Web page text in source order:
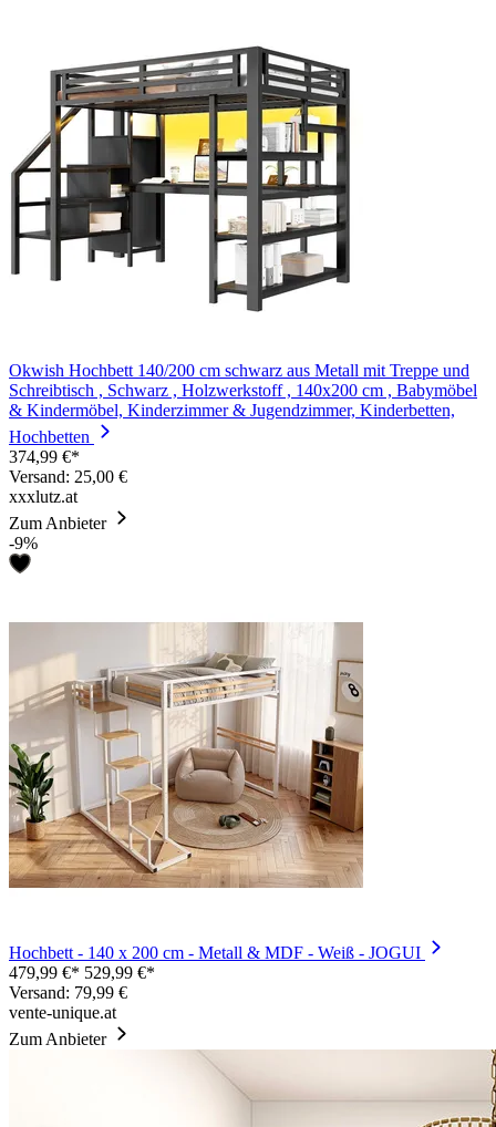
Okwish Hochbett 140/200 cm schwarz aus Metall mit Treppe und
Schreibtisch , Schwarz , Holzwerkstoff , 140x200 cm , Babymöbel
& Kindermöbel, Kinderzimmer & Jugendzimmer, Kinderbetten,
Hochbetten
374,99 €*
Versand: 25,00 €
xxxlutz.at
Zum Anbieter
-9%
Hochbett - 140 x 200 cm - Metall & MDF - Weiß - JOGUI
479,99 €* 529,99 €*
Versand: 79,99 €
vente-unique.at
Zum Anbieter